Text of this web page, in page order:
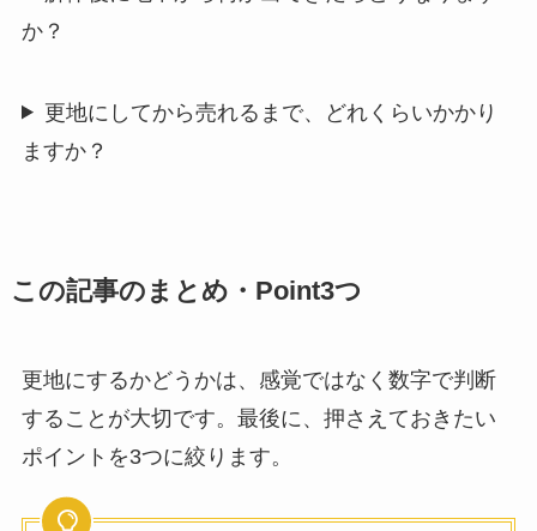
か？
更地にしてから売れるまで、どれくらいかかり
ますか？
この記事のまとめ・Point3つ
更地にするかどうかは、感覚ではなく数字で判断
することが大切です。最後に、押さえておきたい
ポイントを3つに絞ります。